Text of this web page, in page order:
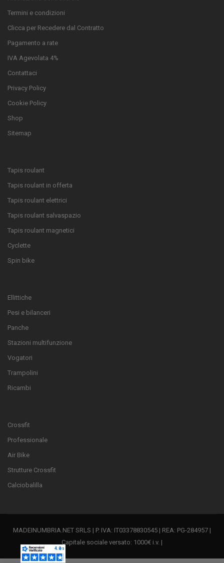
Termini e condizioni
Clicca per Recedere dal Contratto
Pagamento a rate
IVA Agevolata 4%
Contattaci
Privacy Policy
Cookie Policy
Shop
Sitemap
Tapis roulant
Tapis roulant in offerta
Tapis roulant elettrici
Tapis roulant salvaspazio
Tapis roulant magnetici
Cyclette
Spin bike
Ellittiche
Pesi e bilanceri
Panche
Stazioni multifunzione
Vogatori
Trampolini
Ricambi
Crossfit
Professionale
Air Bike
Strutture Crossfit
Calciobalilla
MADEINUMBRIA.NET SRLS | P. IVA: IT03378830545 | REA: PG-284957 |
Capitale sociale versato: 1000€ i.v. |